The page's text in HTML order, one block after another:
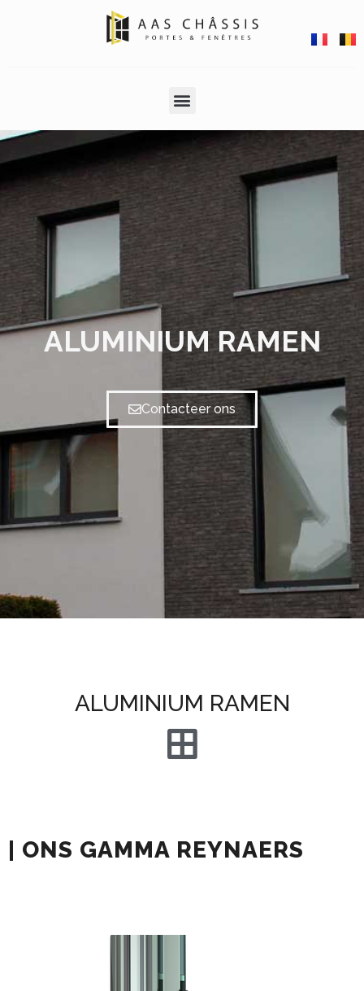
ALUMINIUM RAMEN
Contacteer ons
ALUMINIUM RAMEN
| ONS GAMMA REYNAERS